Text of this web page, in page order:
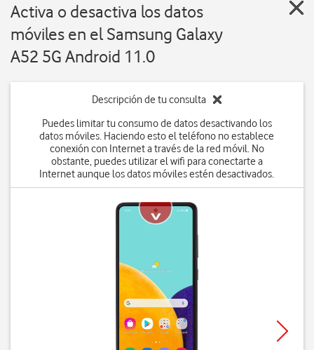
Activa o desactiva los datos
móviles en el Samsung Galaxy
A52 5G Android 11.0
Descripción de tu consulta
Puedes limitar tu consumo de datos desactivando los
datos móviles. Haciendo esto el teléfono no establece
conexión con Internet a través de la red móvil. No
obstante, puedes utilizar el wifi para conectarte a
Internet aunque los datos móviles estén desactivados.